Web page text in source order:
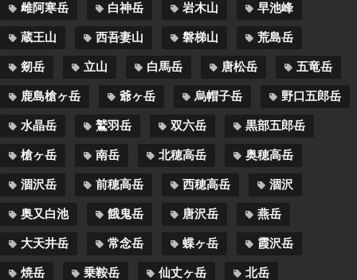
雌阿寒岳 白神岳 岩木山 早池峰
蔵王山 西吾妻山 磐梯山 荒島岳
剱岳 立山 白馬岳 唐松岳 五竜岳
鹿島槍ヶ岳 爺ヶ岳 烏帽子岳 野口五郎岳
水晶岳 鷲羽岳 双六岳 黒部五郎岳
槍ヶ岳 南岳 北穂高岳 奥穂高岳
涸沢岳 前穂高岳 西穂高岳 涸沢
奥又白池 餓鬼岳 唐沢岳 燕岳
大天井岳 常念岳 蝶ヶ岳 霞沢岳
焼岳 乗鞍岳 仙丈ヶ岳 北岳